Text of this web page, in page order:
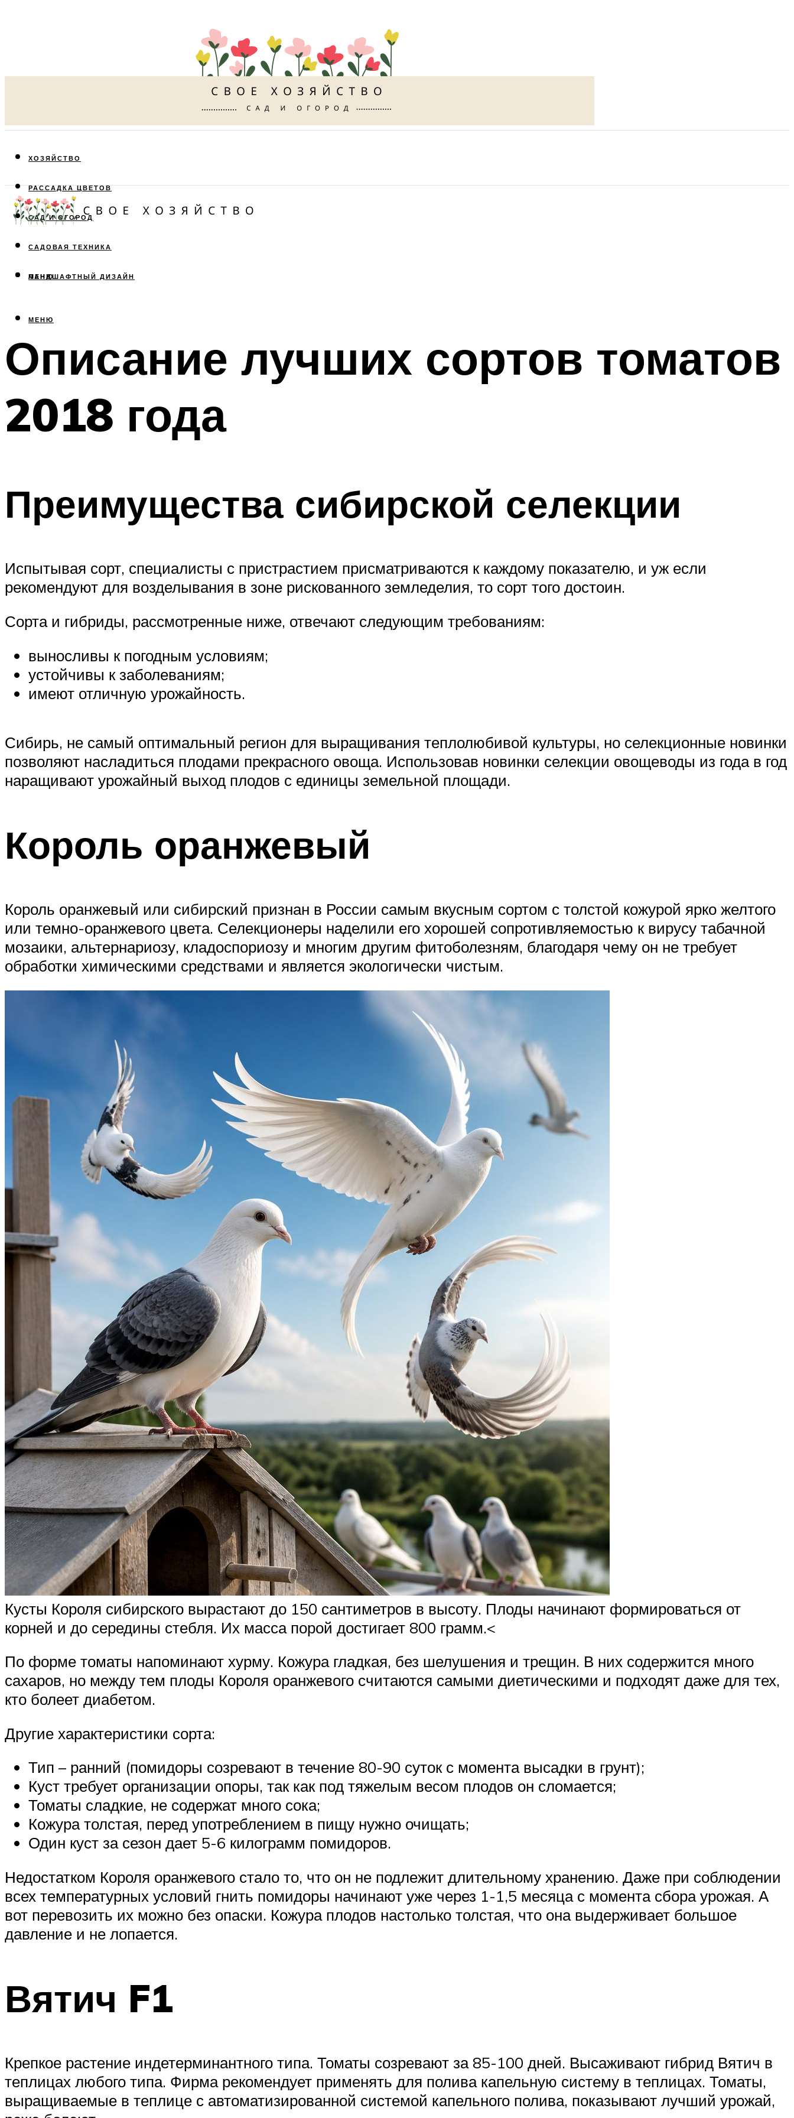
ХОЗЯЙСТВО
РАССАДКА ЦВЕТОВ
САД И ОГОРОД
САДОВАЯ ТЕХНИКА
ЛАНДШАФТНЫЙ ДИЗАЙН
МЕНЮ
МЕНЮ
Описание лучших сортов томатов
2018 года
Преимущества сибирской селекции
Испытывая сорт, специалисты с пристрастием присматриваются к каждому показателю, и уж если
рекомендуют для возделывания в зоне рискованного земледелия, то сорт того достоин.
Сорта и гибриды, рассмотренные ниже, отвечают следующим требованиям:
выносливы к погодным условиям;
устойчивы к заболеваниям;
имеют отличную урожайность.
Сибирь, не самый оптимальный регион для выращивания теплолюбивой культуры, но селекционные новинки
позволяют насладиться плодами прекрасного овоща. Использовав новинки селекции овощеводы из года в год
наращивают урожайный выход плодов с единицы земельной площади.
Король оранжевый
Король оранжевый или сибирский признан в России самым вкусным сортом с толстой кожурой ярко желтого
или темно-оранжевого цвета. Селекционеры наделили его хорошей сопротивляемостью к вирусу табачной
мозаики, альтернариозу, кладоспориозу и многим другим фитоболезням, благодаря чему он не требует
обработки химическими средствами и является экологически чистым.
Кусты Короля сибирского вырастают до 150 сантиметров в высоту. Плоды начинают формироваться от
корней и до середины стебля. Их масса порой достигает 800 грамм.<
По форме томаты напоминают хурму. Кожура гладкая, без шелушения и трещин. В них содержится много
сахаров, но между тем плоды Короля оранжевого считаются самыми диетическими и подходят даже для тех,
кто болеет диабетом.
Другие характеристики сорта:
Тип – ранний (помидоры созревают в течение 80-90 суток с момента высадки в грунт);
Куст требует организации опоры, так как под тяжелым весом плодов он сломается;
Томаты сладкие, не содержат много сока;
Кожура толстая, перед употреблением в пищу нужно очищать;
Один куст за сезон дает 5-6 килограмм помидоров.
Недостатком Короля оранжевого стало то, что он не подлежит длительному хранению. Даже при соблюдении
всех температурных условий гнить помидоры начинают уже через 1-1,5 месяца с момента сбора урожая. А
вот перевозить их можно без опаски. Кожура плодов настолько толстая, что она выдерживает большое
давление и не лопается.
Вятич F1
Крепкое растение индетерминантного типа. Томаты созревают за 85-100 дней. Высаживают гибрид Вятич в
теплицах любого типа. Фирма рекомендует применять для полива капельную систему в теплицах. Томаты,
выращиваемые в теплице с автоматизированной системой капельного полива, показывают лучший урожай,